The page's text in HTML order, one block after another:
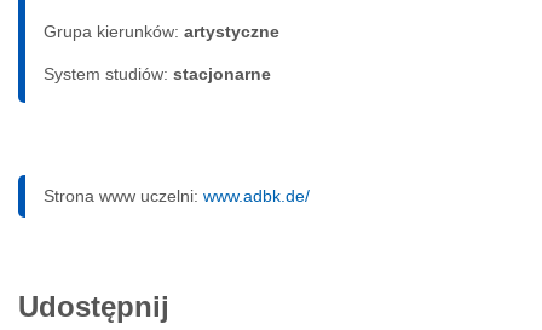
Grupa kierunków: artystyczne
System studiów: sta­cjo­nar­ne
Strona www uczelni: www.adbk.de/
Udostępnij